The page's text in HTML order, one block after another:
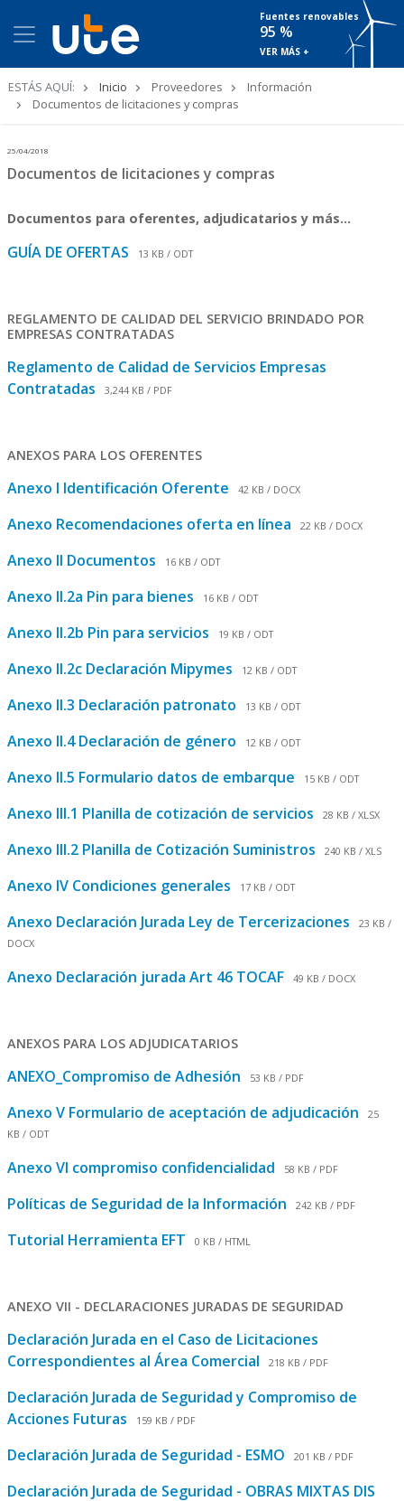
Fuentes renovables
95 %
VER MÁS +
ESTÁS AQUÍ: Inicio Proveedores
Información
Documentos de licitaciones y compras
25/04/2018
Documentos de licitaciones y compras
Documentos para oferentes, adjudicatarios y más...
GUÍA DE OFERTAS 13 KB / ODT
REGLAMENTO DE CALIDAD DEL SERVICIO BRINDADO POR
EMPRESAS CONTRATADAS
Reglamento de Calidad de Servicios Empresas
Contratadas
3,244 KB / PDF
ANEXOS PARA LOS OFERENTES
Anexo I Identificación Oferente 42 KB / DOCX
Anexo Recomendaciones oferta en línea 22 KB / DOCX
Anexo II Documentos 16 KB / ODT
Anexo II.2a Pin para bienes 16 KB / ODT
Anexo II.2b Pin para servicios 19 KB / ODT
Anexo II.2c Declaración Mipymes 12 KB / ODT
Anexo II.3 Declaración patronato 13 KB / ODT
Anexo II.4 Declaración de género 12 KB / ODT
Anexo II.5 Formulario datos de embarque 15 KB / ODT
Anexo III.1 Planilla de cotización de servicios 28 KB / XLSX
Anexo III.2 Planilla de Cotización Suministros 240 KB / XLS
Anexo IV Condiciones generales 17 KB / ODT
Anexo Declaración Jurada Ley de Tercerizaciones
23 KB /
DOCX
Anexo Declaración jurada Art 46 TOCAF 49 KB / DOCX
ANEXOS PARA LOS ADJUDICATARIOS
ANEXO_Compromiso de Adhesión 53 KB / PDF
Anexo V Formulario de aceptación de adjudicación
25
KB / ODT
Anexo VI compromiso confidencialidad 58 KB / PDF
Políticas de Seguridad de la Información 242 KB / PDF
Tutorial Herramienta EFT 0 KB / HTML
ANEXO VII - DECLARACIONES JURADAS DE SEGURIDAD
Declaración Jurada en el Caso de Licitaciones
Correspondientes al Área Comercial
218 KB / PDF
Declaración Jurada de Seguridad y Compromiso de
Acciones Futuras
159 KB / PDF
Declaración Jurada de Seguridad - ESMO 201 KB / PDF
Declaración Jurada de Seguridad - OBRAS MIXTAS DIS